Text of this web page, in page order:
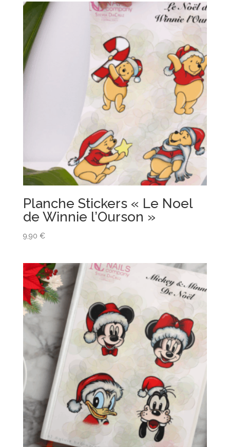
Planche Stickers « Le Noel
de Winnie l’Ourson »
9,90 €